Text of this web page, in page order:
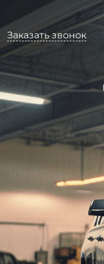
Заказать звонок